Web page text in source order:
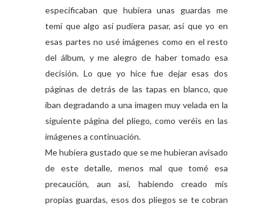
especificaban que hubiera unas guardas me
temí que algo así pudiera pasar, así que yo en
esas partes no usé imágenes como en el resto
del álbum, y me alegro de haber tomado esa
decisión. Lo que yo hice fue dejar esas dos
páginas de detrás de las tapas en blanco, que
iban degradando a una imagen muy velada en la
siguiente página del pliego, como veréis en las
imágenes a continuación.
Me hubiera gustado que se me hubieran avisado
de este detalle, menos mal que tomé esa
precaución, aun así, habiendo creado mis
propias guardas, esos dos pliegos se te cobran